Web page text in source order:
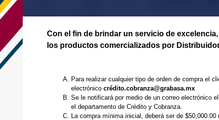
Con el fin de brindar un servicio de
los productos comercializados por
Para realizar cualquier tipo de orden de compra el
electrónico crédito.cobranza@grabasa.mx
Se le notificará por medio de un correo electrónico
el departamento de Crédito y Cobranza.
La compra mínima inicial, deberá ser de